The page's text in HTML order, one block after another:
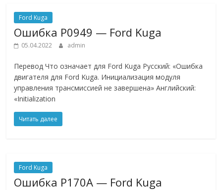
Ford Kuga
Ошибкa P0949 — Ford Kuga
05.04.2022 admin
Перевод Что означает для Ford Kuga Русский: «Ошибка
двигателя для Ford Kuga. Инициализация модуля
управления трансмиссией не завершена» Английский:
«Initialization
Читать далее
Ford Kuga
Ошибкa P170A — Ford Kuga